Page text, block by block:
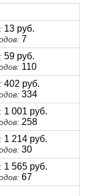
13 руб.
7
59 руб.
110
402 руб.
334
1 001 руб.
258
1 214 руб.
30
1 565 руб.
67